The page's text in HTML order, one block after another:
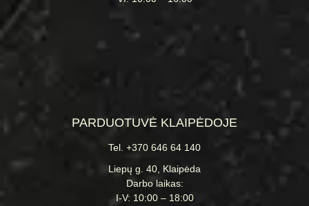
PARDUOTUVĖ KLAIPĖDOJE
Tel. +370 646 64 140
Liepų g. 40, Klaipėda
Darbo laikas:
I-V: 10:00 – 18:00